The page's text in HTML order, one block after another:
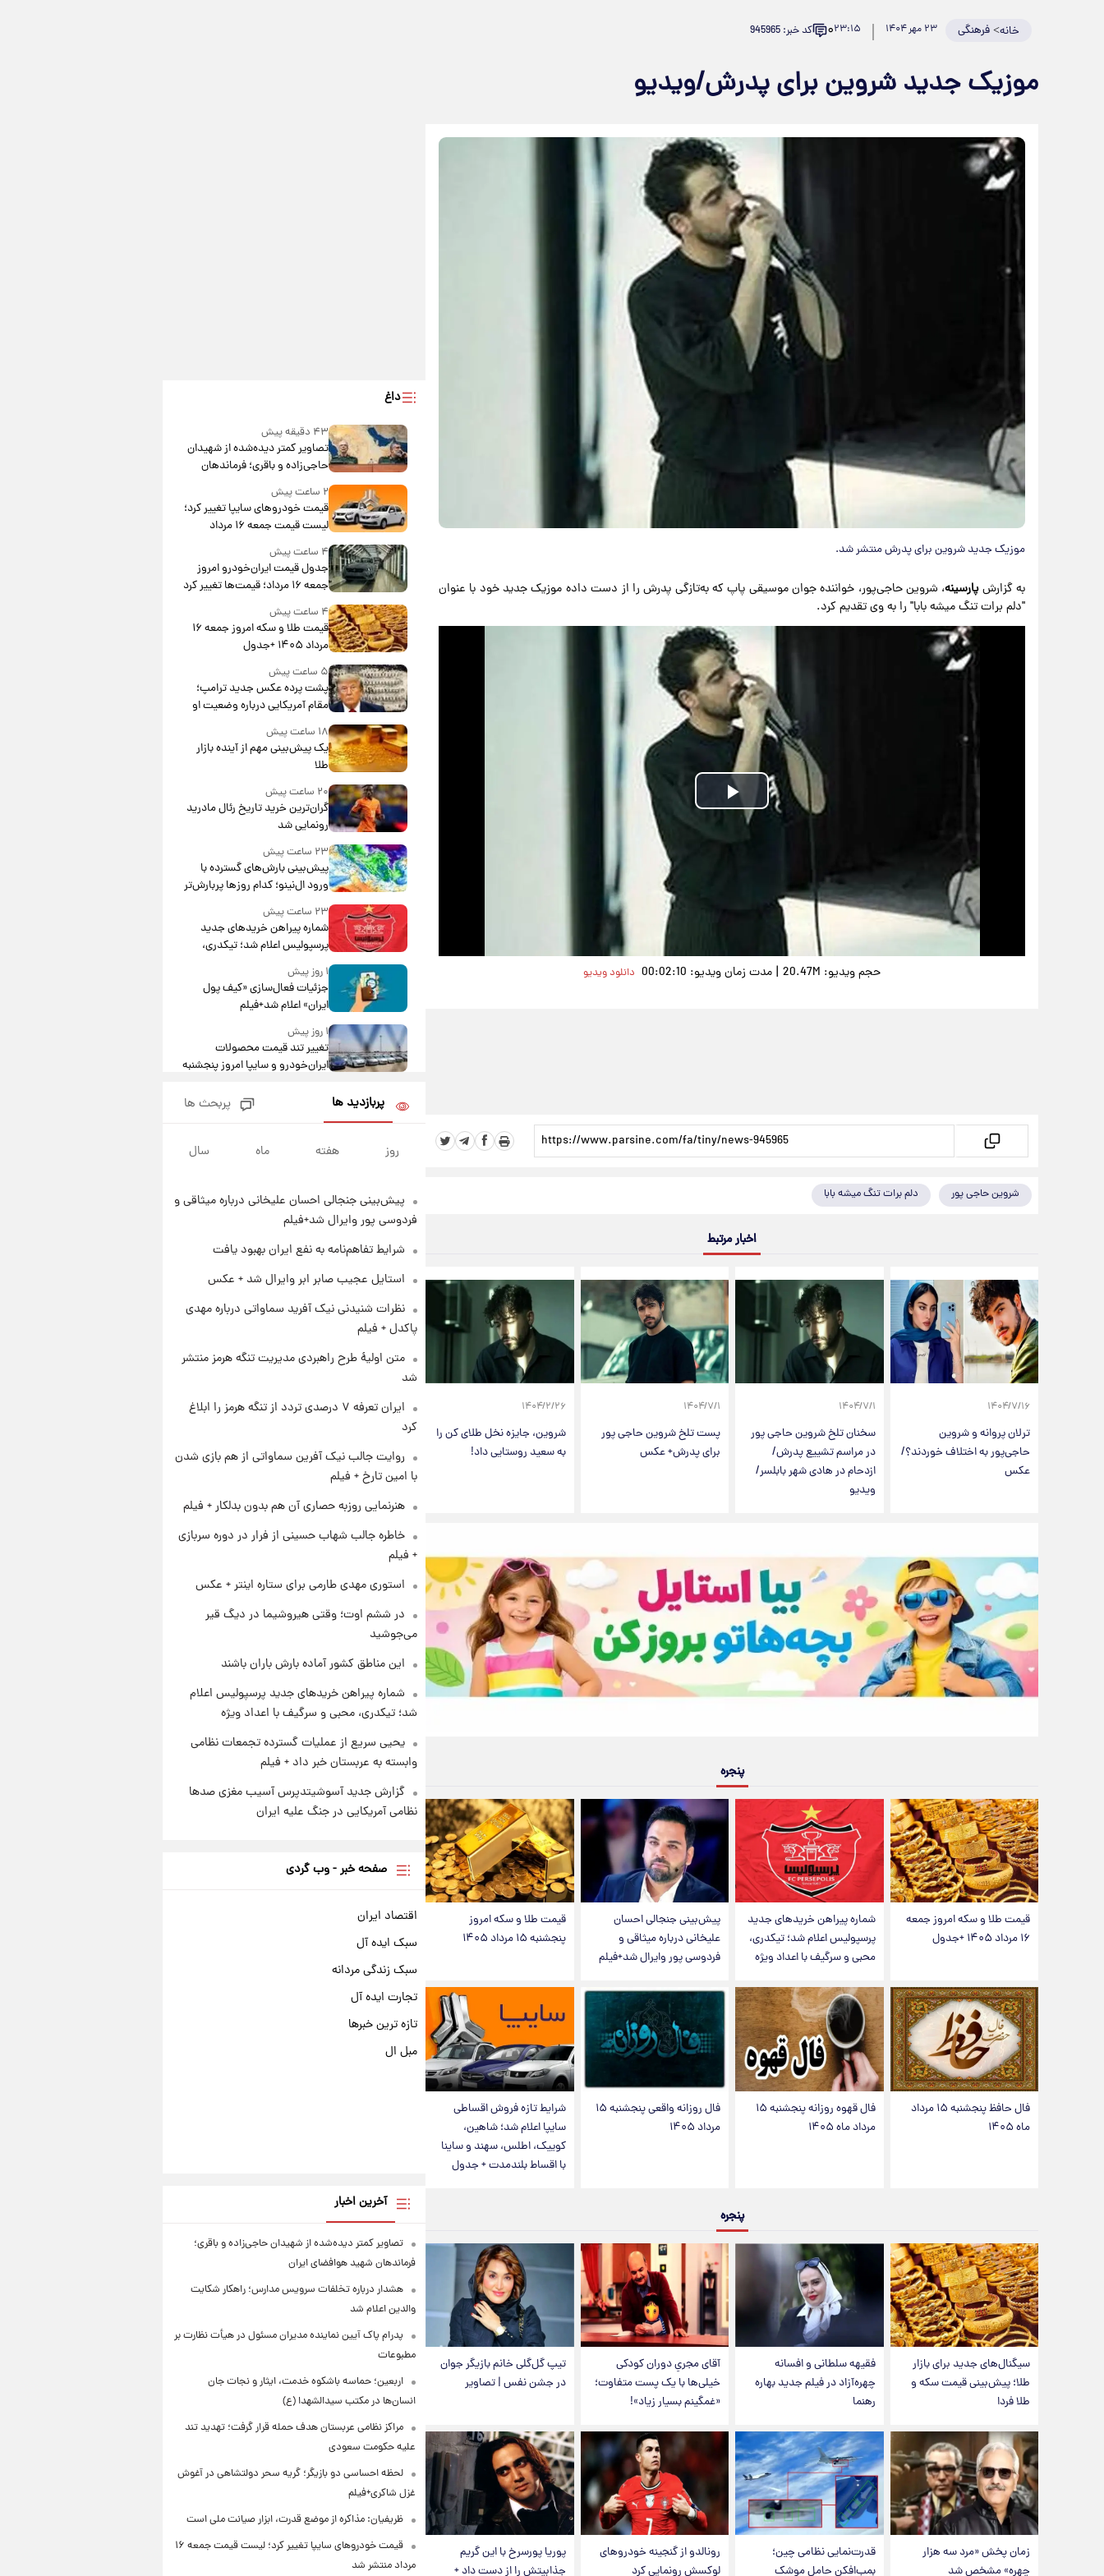
خانه>فرهنگی ۲۳ مهر ۱۴۰۴ ۲۳:۱۵۰ کد خبر: 945965
موزیک جدید شروین برای پدرش/ویدیو
موزیک جدید شروین برای پدرش منتشر شد.
به گزارشپارسینه، شروین حاجی‌پور، خواننده جوان موسیقی پاپ که به‌تازگی پدرش را از دست داده موزیک جدید خود با عنوان
"دلم برات تنگ میشه بابا" را به وی تقدیم کرد.
Play
Video
حجم ویدیو: 20.47M | مدت زمان ویدیو: 00:02:10 دانلود ویدیو
شروین حاجی پور دلم برات تنگ میشه بابا
اخبار مرتبط
۱۴۰۴/۷/۱۶
ترلان پروانه و شروین
حاجی‌پور به اختلاف خوردند؟/
عکس
۱۴۰۴/۷/۱
سخنان تلخ شروین حاجی پور
در مراسم تشییع پدرش/
ازدحام در هادی شهر بابلسر/
ویدیو
۱۴۰۴/۷/۱
پست تلخ شروین حاجی پور
برای پدرش+ عکس
۱۴۰۴/۲/۲۶
شروین، جایزه نخل طلای کن را
به سعید روستایی داد!
پنجره
قیمت طلا و سکه امروز جمعه
۱۶ مرداد ۱۴۰۵ +جدول
شماره پیراهن خریدهای جدید
پرسپولیس اعلام شد؛ تیکدری،
محبی و سرگیف با اعداد ویژه
پیش‌بینی جنجالی احسان
علیخانی درباره میثاقی و
فردوسی پور وایرال شد+فیلم
قیمت طلا و سکه امروز
پنجشنبه ۱۵ مرداد ۱۴۰۵
فال حافظ پنجشنبه ۱۵ مرداد
ماه ۱۴۰۵
فال قهوه روزانه پنجشنبه ۱۵
مرداد ماه ۱۴۰۵
فال روزانه واقعی پنجشنبه ۱۵
مرداد ۱۴۰۵
شرایط تازه فروش اقساطی
سایپا اعلام شد؛ شاهین،
کوییک، اطلس، سهند و ساینا
با اقساط بلندمدت + جدول
پنجره
سیگنال‌های جدید برای بازار
طلا؛ پیش‌بینی قیمت سکه و
طلا فردا
فقیهه سلطانی و افسانه
چهره‌آزاد در فیلم جدید بهاره
رهنما
آقای مجریِ دوران کودکی
خیلی‌ها با یک پست متفاوت؛
«غمگینم بسیار زیاد»!
تیپ گل‌گلی خانم بازیگر جوان
در جشن نفس | تصاویر
زمان پخش «مرد سه هزار
چهره» مشخص شد
قدرت‌نمایی نظامی چین؛
بمب‌افکن حامل موشک
رونالدو از گنجینه خودروهای
لوکسش رونمایی کرد
پوریا پورسرخ با این گریم
جذابیتش را از دست داد +
داغ
۴۳ دقیقه پیش
تصاویر کمتر دیده‌شده از شهیدان
حاجی‌زاده و باقری؛ فرماندهان
۲ ساعت پیش
قیمت خودروهای سایپا تغییر کرد؛
لیست قیمت جمعه ۱۶ مرداد
منتشر شد
۴ ساعت پیش
جدول قیمت ایران‌خودرو امروز
جمعه ۱۶ مرداد؛ قیمت‌ها تغییر کرد
۴ ساعت پیش
قیمت طلا و سکه امروز جمعه ۱۶
مرداد ۱۴۰۵ +جدول
۵ ساعت پیش
پشت پرده عکس جدید ترامپ؛
مقام آمریکایی درباره وضعیت او
چه گفت؟
۱۸ ساعت پیش
یک پیش‌بینی مهم از آینده بازار
طلا
۲۰ ساعت پیش
گران‌ترین خرید تاریخ رئال مادرید
رونمایی شد
۲۳ ساعت پیش
پیش‌بینی بارش‌های گسترده با
ورود ال‌نینو؛ کدام روزها پربارش‌تر
۲۳ ساعت پیش
شماره پیراهن خریدهای جدید
پرسپولیس اعلام شد؛ تیکدری،
محبی و سرگیف با اعداد ویژه
۱ روز پیش
جزئیات فعال‌سازی «کیف پول
ایران» اعلام شد+فیلم
۱ روز پیش
تغییر تند قیمت محصولات
ایران‌خودرو و سایپا امروز پنجشنبه
قیمت طلا و سکه امروز پنجشنبه
۱۵ مرداد ۱۴۰۵
۱ روز پیش
۱ روز پیش
شرایط تازه فروش اقساطی سایپا
اعلام شد؛ شاهین، کوییک، اطلس،
جدول
سیگنال‌های جدید برای بازار طلا؛
پیش‌بینی قیمت سکه و طلا فردا
پربازدید ها پربحث ها
روز هفته ماه سال
پیش‌بینی جنجالی احسان علیخانی درباره میثاقی و
فردوسی پور وایرال شد+فیلم
شرایط تفاهم‌نامه به نفع ایران بهبود یافت
استایل عجیب صابر ابر وایرال شد + عکس
نظرات شنیدنی نیک آفرید سماواتی درباره مهدی
پاکدل + فیلم
متن اولیۀ طرح راهبردی مدیریت تنگه هرمز منتشر
شد
ایران تعرفه ۷ درصدی تردد از تنگه هرمز را ابلاغ
کرد
روایت جالب نیک آفرین سماواتی از هم بازی شدن
با امین تارخ + فیلم
هنرنمایی روزبه حصاری آن هم بدون بدلکار + فیلم
خاطره جالب شهاب حسینی از فرار در دوره سربازی
+ فیلم
استوری مهدی طارمی برای ستاره اینتر + عکس
در ششم اوت؛ وقتی هیروشیما در دیگ قیر
می‌جوشید
این مناطق کشور آماده بارش باران باشند
شماره پیراهن خریدهای جدید پرسپولیس اعلام
شد؛ تیکدری، محبی و سرگیف با اعداد ویژه
یحیی سریع از عملیات گسترده تجمعات نظامی
وابسته به عربستان خبر داد + فیلم
گزارش جدید آسوشیتدپرس آسیب مغزی صدها
نظامی آمریکایی در جنگ علیه ایران
صفحه خبر - وب گردی
اقتصاد ایران
سبک ایده آل
سبک زندگی مردانه
تجارت ایده آل
تازه ترین خبرها
مبل ال
آخرین اخبار
تصاویر کمتر دیده‌شده از شهیدان حاجی‌زاده و باقری؛
فرماندهان شهید هوافضای ایران
هشدار درباره تخلفات سرویس مدارس؛ راهکار شکایت
والدین اعلام شد
پدرام پاک آیین نماینده مدیران مسئول در هیأت نظارت بر
مطبوعات
اربعین؛ حماسه باشکوه خدمت، ایثار و نجات جان
انسان‌ها در مکتب سیدالشهدا (ع)
مراکز نظامی عربستان هدف حمله قرار گرفت؛ تهدید تند
علیه حکومت سعودی
لحظه احساسی دو بازیگر؛ گریه سحر دولتشاهی در آغوش
غزل شاکری+فیلم
ظریفیان: مذاکره از موضع قدرت، ابزار صیانت ملی است
قیمت خودروهای سایپا تغییر کرد؛ لیست قیمت جمعه ۱۶
مرداد منتشر شد